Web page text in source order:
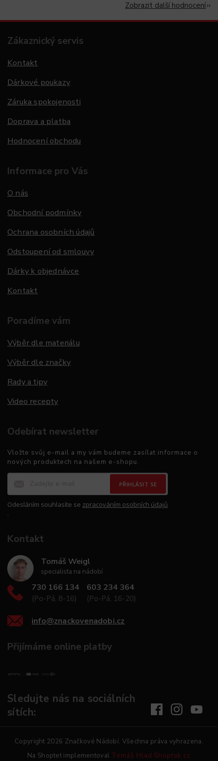
Zobrazit další hodnocení
Zákaznický servis
Kontakt
Dárkové poukazy
Záruka spokojenosti
Doprava a platba
Hodnocení obchodu
Informace pro Vás
O nás
Obchodní podmínky
Ochrana osobních údajů
Odstoupení od smlouvy
Dárky k objednávce
Kontakt
Poradíme vám
Výběr dle materiálu
Výběr dle značky
Rady a tipy
Video recepty
Odebírat newsletter
Vložte svůj e-mail a my vám budeme zasílat informace o
nových produktech na našem e-shopu.
PŘIHLÁSIT SE
Odesláním souhlasíte se zpracováním osobních údajů
.
Kontakt
Tomáš Weigl
specialista na nádobí
730 166 134
(Po-Pá, 8-16)
603 234 364
(Po-Pá, 16-20)
info@znackovenadobi.cz
Přijímáme online platby
Sledujte nás na sociálních
sítích:
Copyright 2026 Značkové Nádobí. Všechna práva vyhrazena.
Na Shoptet implementoval Tomáš Hlad Shoptak.cz